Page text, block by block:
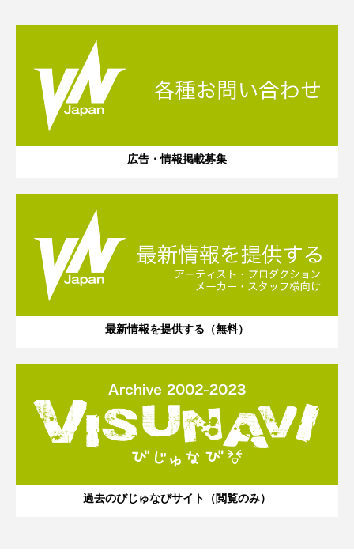
広告・情報掲載募集
最新情報を提供する（無料）
過去のびじゅなびサイト（閲覧のみ）